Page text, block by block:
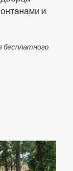
и
бесплатного